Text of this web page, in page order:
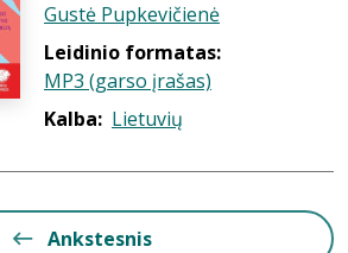
Gustė Pupkevičienė
Leidinio formatas:
MP3 (garso įrašas)
Kalba: Lietuvių
Ankstesnis